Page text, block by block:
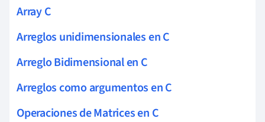
Array C
Arreglos unidimensionales en C
Arreglo Bidimensional en C
Arreglos como argumentos en C
Operaciones de Matrices en C